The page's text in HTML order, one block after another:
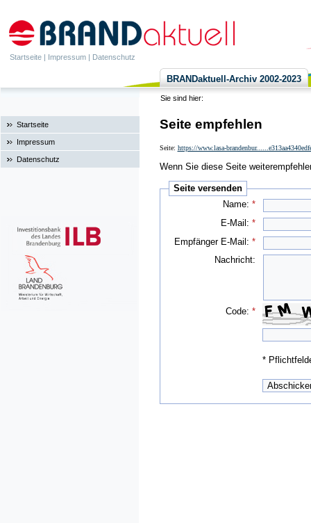
Startseite | Impressum | Datenschutz
BRANDaktuell-Archiv 2002-2023
Sie sind hier:
Startseite
Impressum
Datenschutz
Seite empfehlen
Seite: https://www.lasa-
Wenn Sie diese Seite
Seite versenden
Name:*
E-Mail:*
Empfänger E-Mail:*
Nachricht:
Code:*
*